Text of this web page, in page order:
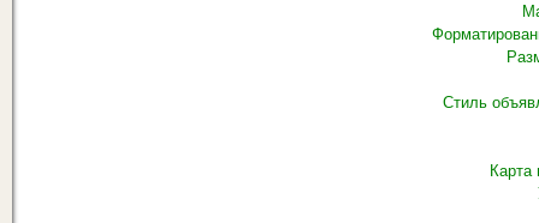
Стиль